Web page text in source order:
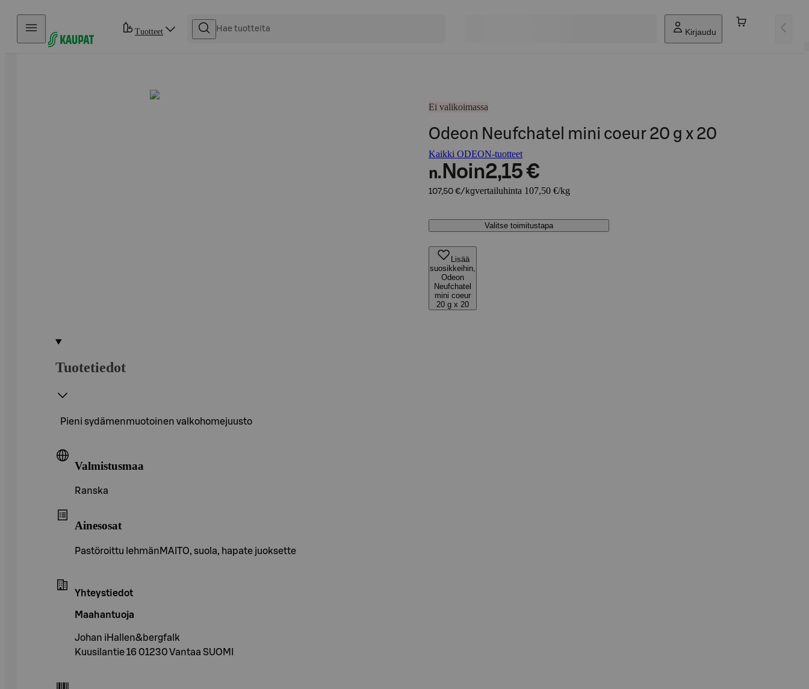
Hyppää sisältöön
Tuotteet Kirjaudu
Ei valikoimassa
Odeon Neufchatel mini coeur 20 g x 20
Kaikki ODEON-tuotteet
n. Noin2,15 €
107,50 €/kgvertailuhinta 107,50 €/kg
Valitse toimitustapa
Lisää
suosikkeihin,
Odeon
Neufchatel
mini coeur
20 g x 20
Tuotetiedot
Pieni sydämenmuotoinen valkohomejuusto
Valmistusmaa
Ranska
Ainesosat
Pastöroittu lehmänMAITO, suola, hapate juoksette
Yhteystiedot
Maahantuoja
Johan iHallen&bergfalk
Kuusilantie 16 01230 Vantaa SUOMI